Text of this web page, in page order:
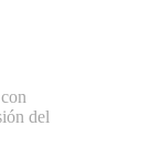
del